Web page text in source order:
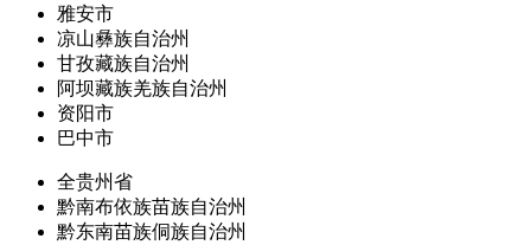
雅安市
凉山彝族自治州
甘孜藏族自治州
阿坝藏族羌族自治州
资阳市
巴中市
全贵州省
黔南布依族苗族自治州
黔东南苗族侗族自治州